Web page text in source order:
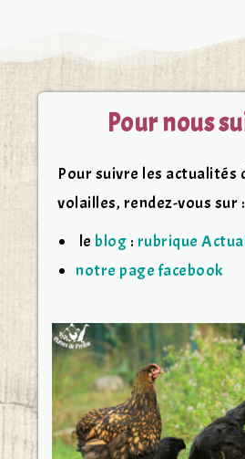
Pour nous
Pour suivre les actualités
volailles, rendez-vous sur :
le blog : rubrique
notre page facebook